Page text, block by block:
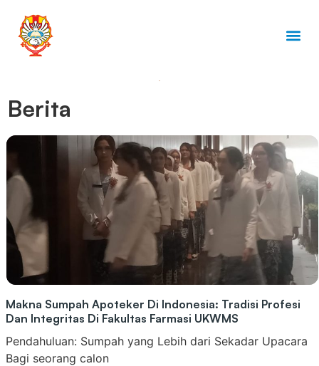
Berita
Makna Sumpah Apoteker Di Indonesia: Tradisi Profesi
Dan Integritas Di Fakultas Farmasi UKWMS
Pendahuluan: Sumpah yang Lebih dari Sekadar Upacara
Bagi seorang calon